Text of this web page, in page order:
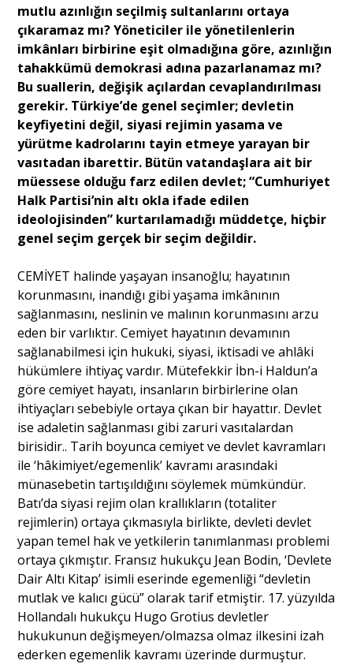
Eğitim
Dosya Haber
Ankara Analiz
Sağlık
mutlu azınlığın seçilmiş sultanlarını ortaya
çıkaramaz mı? Yöneticiler ile yönetilenlerin
imkânları birbirine eşit olmadığına göre, azınlığın
tahakkümü demokrasi adına pazarlanamaz mı?
Bu suallerin, değişik açılardan cevaplandırılması
gerekir. Türkiye’de genel seçimler; devletin
keyfiyetini değil, siyasi rejimin yasama ve
yürütme kadrolarını tayin etmeye yarayan bir
vasıtadan ibarettir. Bütün vatandaşlara ait bir
müessese olduğu farz edilen devlet; “Cumhuriyet
Halk Partisi’nin altı okla ifade edilen
ideolojisinden” kurtarılamadığı müddetçe, hiçbir
genel seçim gerçek bir seçim değildir.
CEMİYET halinde yaşayan insanoğlu; hayatının
korunmasını, inandığı gibi yaşama imkânının
sağlanmasını, neslinin ve malının korunmasını arzu
eden bir varlıktır. Cemiyet hayatının devamının
sağlanabilmesi için hukuki, siyasi, iktisadi ve ahlâki
hükümlere ihtiyaç vardır. Mütefekkir İbn-i Haldun’a
göre cemiyet hayatı, insanların birbirlerine olan
ihtiyaçları sebebiyle ortaya çıkan bir hayattır. Devlet
ise adaletin sağlanması gibi zaruri vasıtalardan
birisidir.. Tarih boyunca cemiyet ve devlet kavramları
ile ‘hâkimiyet/egemenlik’ kavramı arasındaki
münasebetin tartışıldığını söylemek mümkündür.
Batı’da siyasi rejim olan krallıkların (totaliter
rejimlerin) ortaya çıkmasıyla birlikte, devleti devlet
yapan temel hak ve yetkilerin tanımlanması problemi
ortaya çıkmıştır. Fransız hukukçu Jean Bodin, ‘Devlete
Dair Altı Kitap’ isimli eserinde egemenliği “devletin
mutlak ve kalıcı gücü” olarak tarif etmiştir. 17. yüzyılda
Hollandalı hukukçu Hugo Grotius devletler
hukukunun değişmeyen/olmazsa olmaz ilkesini izah
ederken egemenlik kavramı üzerinde durmuştur.